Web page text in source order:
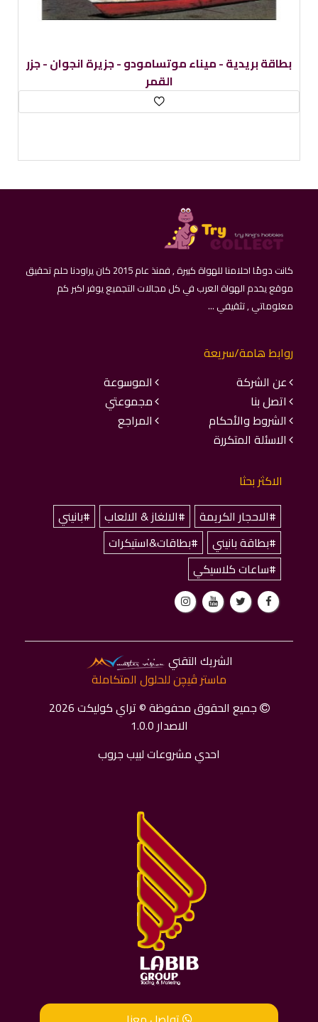
بريدية - يمور النمس - جزر القمر بطاقة
كانت دومًا احلامنا للهواة كبيرة , فمنذ عام 2015 كان يراودنا حلم تحقيق
موقع يخدم الهواة العرب في كل مجالات التجميع يوفر اكبر كم
معلوماتي , تثقيفي ...
روابط هامة/سريعة
عن الشركة
الموسوعة
اتصل بنا
مجموعتي
الشروط والأحكام
المراجع
الاسئلة المتكررة
الاكثر بحثا
#الاحجار الكريمة
#الالغاز & الالعاب
#بانيني
#بطاقة بانيني
#بطاقات&استيكرات
#ساعات كلاسيكي
الشريك التقني
ماستر ﭬﻴﭽﻦ للحلول المتكاملة
جميع الحقوق محفوظة © تراي كوليكت 2026
الاصدار 1.0.0
احدي مشروعات لبيب جروب